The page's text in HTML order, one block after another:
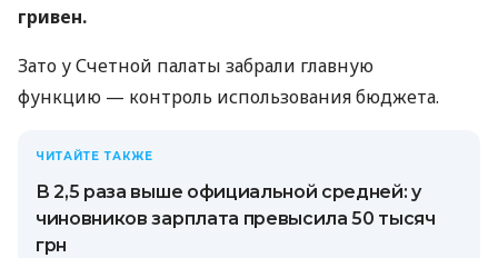
гривен.
Зато у Счетной палаты забрали главную
функцию — контроль использования бюджета.
ЧИТАЙТЕ ТАКЖЕ
В 2,5 раза выше официальной средней: у
чиновников зарплата превысила 50 тысяч
грн